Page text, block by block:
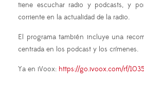
tiene escuchar radio y podcasts, y
corriente en la actualidad de la radio.
El programa también incluye una
centrada en los podcast y los crímenes.
Ya en iVoox: https://go.ivoox.com/rf/